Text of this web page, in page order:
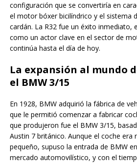
configuración que se convertiría en
el motor bóxer bicilíndrico y el sistema
cardán. La R32 fue un éxito inmediato,
como un actor clave en el sector de
continúa hasta el día de hoy.
La expansión al mundo
el BMW 3/15
En 1928, BMW adquirió la fábrica de
que le permitió comenzar a fabricar
que produjeron fue el BMW 3/15,
Austin 7 británico. Aunque el coche era
pequeño, supuso la entrada de BMW
mercado automovilístico, y con el